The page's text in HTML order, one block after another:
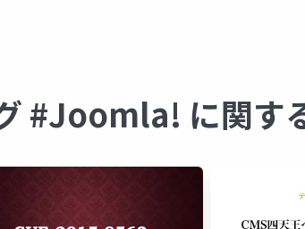
#Joomla! に関す